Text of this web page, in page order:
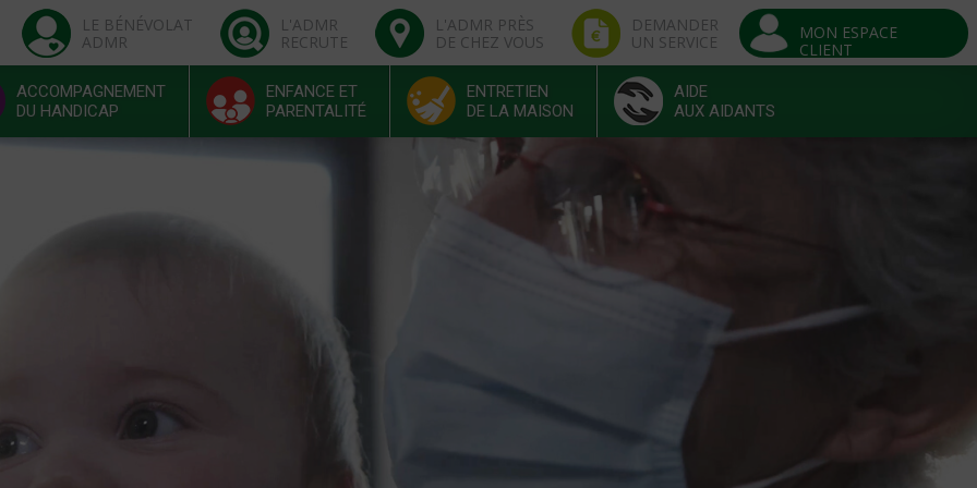
LE BÉNÉVOLAT
ADMR
L'ADMR
RECRUTE
L'ADMR PRÈS
DE CHEZ VOUS
DEMANDER
UN SERVICE
MON ESPACE
CLIENT
ACCOMPAGNEMENT
DU HANDICAP
ENFANCE ET
PARENTALITÉ
ENTRETIEN
DE LA MAISON
AIDE
AUX AIDANTS